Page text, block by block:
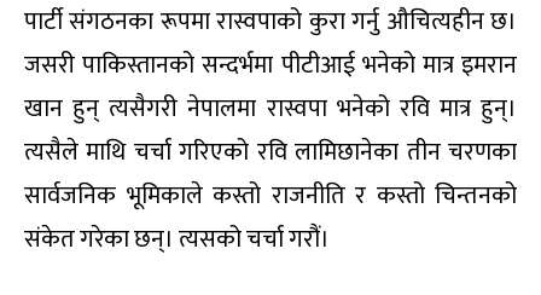
पार्टी संगठनका रूपमा रास्वपाको कुरा गर्नु औचित्यहीन छ।
जसरी पाकिस्तानको सन्दर्भमा पीटीआई भनेको मात्र इमरान
खान हुन् त्यसैगरी नेपालमा रास्वपा भनेको रवि मात्र हुन्।
त्यसैले माथि चर्चा गरिएको रवि लामिछानेका तीन चरणका
सार्वजनिक भूमिकाले कस्तो राजनीति र कस्तो चिन्तनको
संकेत गरेका छन्। त्यसको चर्चा गरौं।